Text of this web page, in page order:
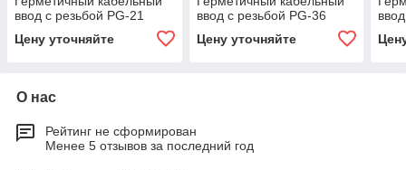
ввод с резьбой PG-21
Цену уточняйте
ввод с резьбой PG-36
Цену уточняйте
О нас
Рейтинг не сформирован
Менее 5 отзывов за последний год